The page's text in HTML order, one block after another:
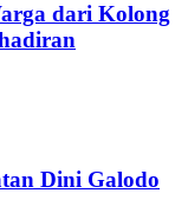
dari Kolong
Dini Galodo